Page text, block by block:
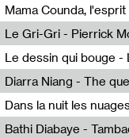
Eden Tinto
Pierrick Mouton
Le Gri-Gri - Pierrick
Pierrick Mouton
Le dessin qui bouge -
Louise Guégan
Diarra Niang - The
Pierrick
Théo Robine-